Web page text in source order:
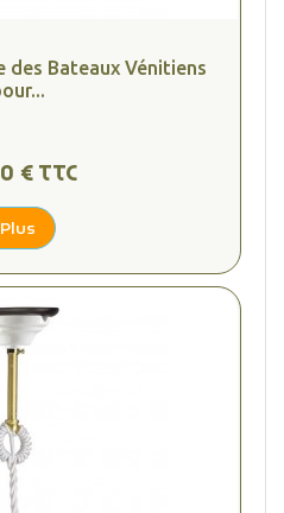
des Bateaux Vénitiens
€ TTC
Plus